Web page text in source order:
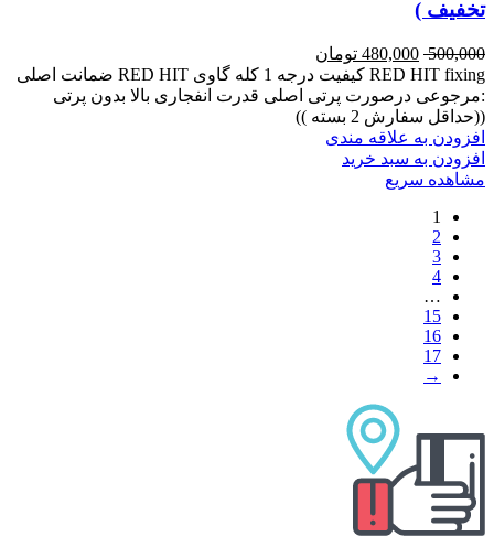
تخفیف )
500,000
480,000 تومان
RED HIT fixing کیفیت درجه 1 کله گاوی RED HIT ضمانت اصلی
:مرجوعی درصورت پرتی اصلی قدرت انفجاری بالا بدون پرتی
((حداقل سفارش 2 بسته ))
افزودن به علاقه مندی
افزودن به سبد خرید
مشاهده سریع
1
2
3
4
…
15
16
17
→